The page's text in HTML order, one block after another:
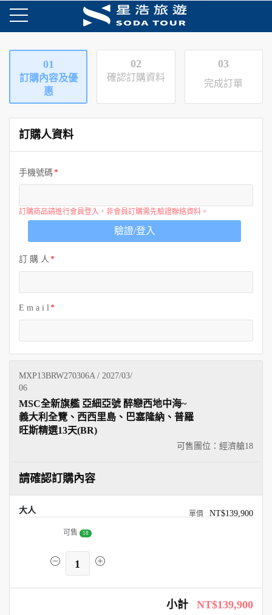
01
訂購內容及優
惠
02
確認訂購資料
03
完成訂單
訂購人資料
手機號碼
訂購商品請進行會員登入，非會員訂購需先驗證聯絡資料。
驗證/登入
訂 購 人
E m a i l
MXP13BRW270306A / 2027/03/
06
可售團位：經濟艙18
MSC全新旗艦 亞細亞號 醉戀西地中海~
義大利全覽、西西里島、巴塞隆納、普羅
旺斯精選13天(BR)
請確認訂購內容
大人 NT$139,900
可售 18
1
小計 NT$139,900